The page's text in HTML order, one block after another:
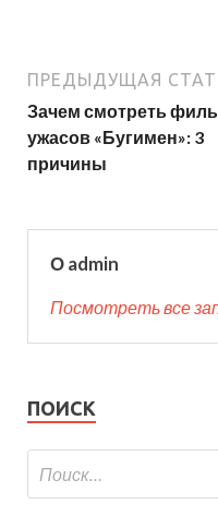
ПРЕДЫДУЩАЯ
Зачем смотреть
ужасов «Бугимен»: 3
причины
О admin
Посмотреть все
ПОИСК